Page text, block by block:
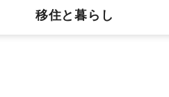
移住と暮らし